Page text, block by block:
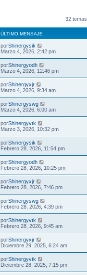
32 temas
ÚLTIMO MENSAJE
porShinergysik
Marzo 4, 2026, 2:42 pm
porShinergyodh
Marzo 4, 2026, 12:46 pm
porShinergyxjr
Marzo 4, 2026, 9:34 am
porShinergyswg
Marzo 4, 2026, 6:00 am
porShinergyvtk
Marzo 3, 2026, 10:32 pm
porShinergysik
Febrero 28, 2026, 11:54 pm
porShinergyodh
Febrero 28, 2026, 10:25 pm
porShinergyxjr
Febrero 28, 2026, 7:46 pm
porShinergyswg
Febrero 28, 2026, 4:39 pm
porShinergyvtk
Febrero 28, 2026, 9:45 am
porShinergyxjr
Diciembre 29, 2025, 6:24 am
porShinergyvtk
Diciembre 28, 2025, 7:15 pm